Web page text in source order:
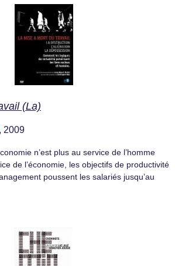
(La)
2009
n’est plus au service de l’homme
de l’économie, les objectifs de productivité
poussent les salariés jusqu’au